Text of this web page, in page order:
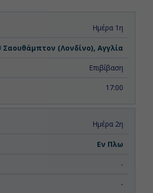
ΑΝΑΧΩΡΗΣΗ
Ημέρα 1η
Σαουθάμπτον (Λονδίνο), Αγγλία
Επιβίβαση
17:00
Ημέρα 2η
Εν Πλω
-
-